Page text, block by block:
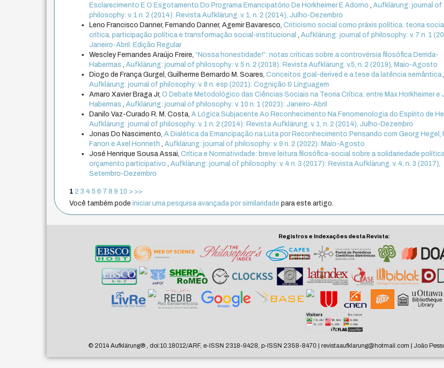
Esclarecimento E O Esgotamento Do Programa Emancipatório De Horkheimer E Adorno,Aufklärung: journal of
philosophy: v. 1 n. 2 (2014): Revista Aufklärung. v. 1, n. 2 (2014), Julho-Dezembro
Leno Francisco Danner, Fernando Danner, Agemir Bavaresco,Criticismo social como práxis política: teoria social
crítica, participação política e transformação social-institucional,Aufklärung: journal of philosophy: v. 7 n. 1
Janeiro-Abril. Edição Regular
Wescley Fernandes Araújo Freire,“Nossa honestidade!”: notas críticas sobre a controvérsia filosófica Derrida-
Habermas,Aufklärung: journal of philosophy: v. 5 n. 2 (2018): Revista Aufklärung. v.5, n. 2 (2019), Maio-Agosto
Diogo de França Gurgel, Guilherme Bernardo M. Soares,Conceitos goal-derived e a tese da latência semântica,
Aufklärung: journal of philosophy: v. 8 n. esp (2021): Cognição & Linguagem
Amaro Xavier Braga Jr,O Debate Metodológico das Ciências Sociais na Teoria Crítica: entre Max Horkheimer e
Habermas,Aufklärung: journal of philosophy: v. 10 n. 1 (2023): Janeiro-Abril
Danilo Vaz-Curado R. M. Costa,A Lógica Subjacente Ao Reconhecimento Na Fenomenologia do Espírito de
Aufklärung: journal of philosophy: v. 1 n. 2 (2014): Revista Aufklärung. v. 1, n. 2 (2014), Julho-Dezembro
Jonas Do Nascimento,A Dialética da Emancipação na Luta por Reconhecimento:Pensando com Georg Hegel,
Fanon e Axel Honneth,Aufklärung: journal of philosophy: v. 9 n. 2 (2022): Maio-Agosto
José Henrique Sousa Assai,Crítica e Normatividade: breve leitura filosófica-social sobre a solidariedade
orçamento participativo,Aufklärung: journal of philosophy: v. 4 n. 3 (2017): Revista Aufklärung. v. 4, n. 3 (2017),
Setembro-Dezembro
1 2 3 4 5 6 7 8 9 10 > >>
Você também podeiniciar uma pesquisa avançada por similaridade para este artigo.
Registros e Indexações desta Revista:
© 2014 Aufklärung®, doi:10.18012/ARF, e-ISSN 2318-9428, p-ISSN 2358-8470 | revistaaufklarung@hotmail.com | João